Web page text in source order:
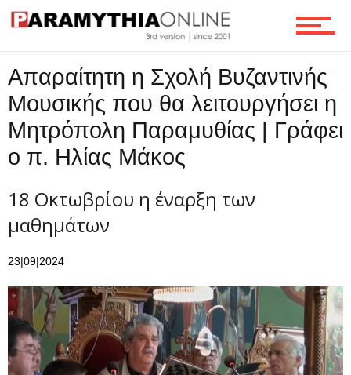
Απαραίτητη η Σχολή Βυζαντινής
Μουσικής που θα λειτουργήσει η
Μητρόπολη Παραμυθίας | Γράφει
ο π. Ηλίας Μάκος
18 Οκτωβρίου η έναρξη των
μαθημάτων
23|09|2024